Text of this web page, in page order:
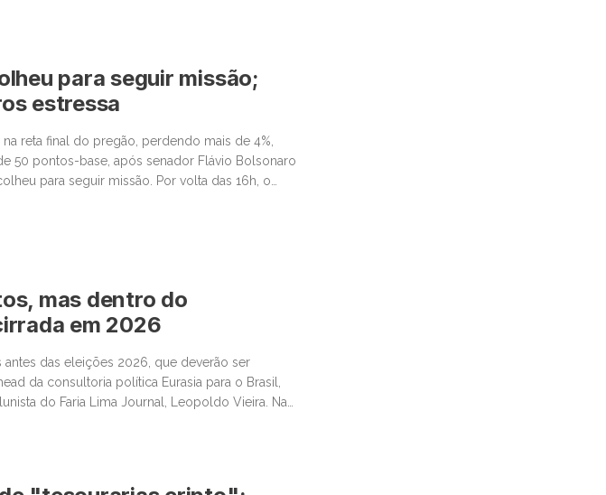
para seguir missão;
estressa
reta final do pregão, perdendo mais de 4%,
50 pontos-base, após senador Flávio Bolsonaro
para seguir missão. Por volta das 16h, o
mas dentro do
em 2026
das eleições 2026, que deverão ser
da consultoria política Eurasia para o Brasil,
do Faria Lima Journal, Leopoldo Vieira. Na